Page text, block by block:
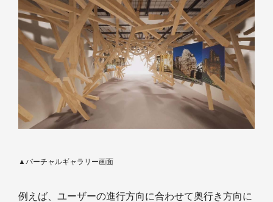
▲バーチャルギャラリー画面
例えば、ユーザーの進行方向に合わせて奥行き方向に